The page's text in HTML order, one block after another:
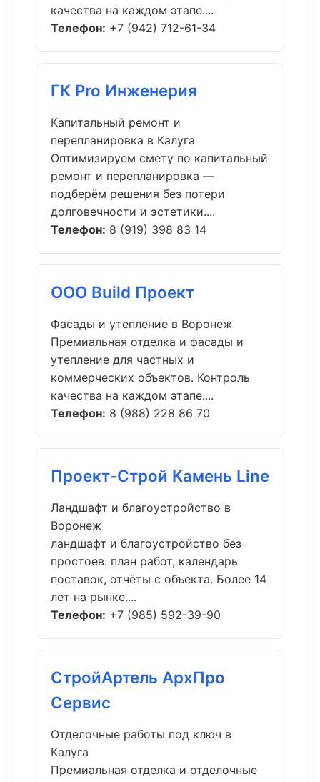
качества на каждом этапе....
Телефон: +7 (942) 712-61-34
ГК Pro Инженерия
Капитальный ремонт и
перепланировка в Калуга
Оптимизируем смету по капитальный
ремонт и перепланировка —
подберём решения без потери
долговечности и эстетики....
Телефон: 8 (919) 398 83 14
ООО Build Проект
Фасады и утепление в Воронеж
Премиальная отделка и фасады и
утепление для частных и
коммерческих объектов. Контроль
качества на каждом этапе....
Телефон: 8 (988) 228 86 70
Проект-Строй Камень Line
Ландшафт и благоустройство в
Воронеж
ландшафт и благоустройство без
простоев: план работ, календарь
поставок, отчёты с объекта. Более 14
лет на рынке....
Телефон: +7 (985) 592-39-90
СтройАртель АрхПро
Сервис
Отделочные работы под ключ в
Калуга
Премиальная отделка и отделочные